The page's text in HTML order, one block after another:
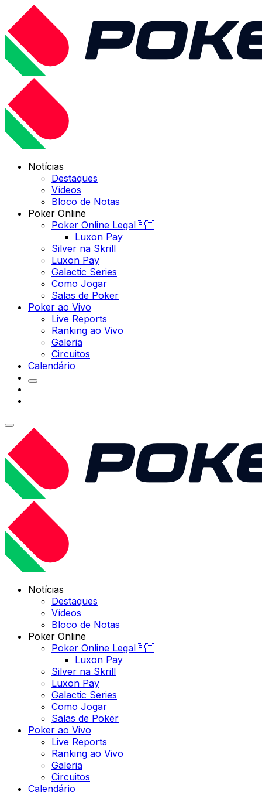
Notícias
Destaques
Vídeos
Bloco de Notas
Poker Online
Poker Online Legal🇵🇹
Luxon Pay
Silver na Skrill
Luxon Pay
Galactic Series
Como Jogar
Salas de Poker
Poker ao Vivo
Live Reports
Ranking ao Vivo
Galeria
Circuitos
Calendário
Notícias
Destaques
Vídeos
Bloco de Notas
Poker Online
Poker Online Legal🇵🇹
Luxon Pay
Silver na Skrill
Luxon Pay
Galactic Series
Como Jogar
Salas de Poker
Poker ao Vivo
Live Reports
Ranking ao Vivo
Galeria
Circuitos
Calendário